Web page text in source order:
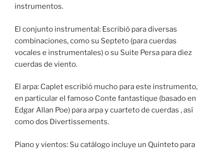
instrumentos.
El conjunto instrumental: Escribió para diversas
combinaciones, como su Septeto (para cuerdas
vocales e instrumentales) o su Suite Persa para diez
cuerdas de viento.
El arpa: Caplet escribió mucho para este instrumento,
en particular el famoso Conte fantastique (basado en
Edgar Allan Poe) para arpa y cuarteto de cuerdas , así
como dos Divertissements.
Piano y vientos: Su catálogo incluye un Quinteto para